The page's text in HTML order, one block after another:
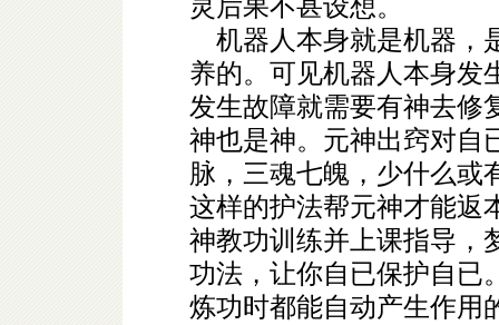
灵后果不甚设想。
机器人本身就是机器，
养的。可见机器人本身发
发生故障就需要有神去修
神也是神。元神出窍对自
脉，三魂七魄，少什么或
这样的护法帮元神才能返
神教功训练并上课指导，
功法，让你自已保护自已
炼功时都能自动产生作用